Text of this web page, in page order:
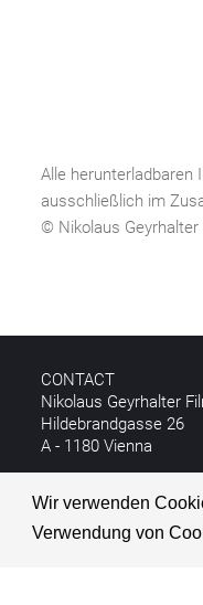
Wir verwenden
Verwendung von
Alle herunterladbaren
ausschließlich im
© Nikolaus Geyrhalter
CONTACT
Nikolaus Geyrhalter
Hildebrandgasse 26
A - 1180 Vienna
E